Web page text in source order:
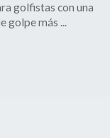
golfistas con una
golpe más ...